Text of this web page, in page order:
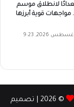
لانطلاق موسم
2027.. مواجهات قوية أبرزها
الجمعة, 7 أغسطس 2026, 9:23
© 2026 | تصميم